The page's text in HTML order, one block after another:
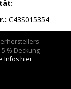
C43S015354
% Deckung
Infos hier